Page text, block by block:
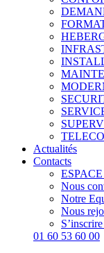
Actualités
Contacts
Nous
Notre
Nous
01 60 53 60 00